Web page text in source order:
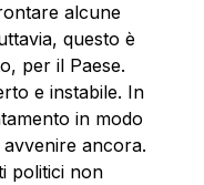
alcune
questo è
per il Paese.
e instabile. In
in modo
ancora.
politici non